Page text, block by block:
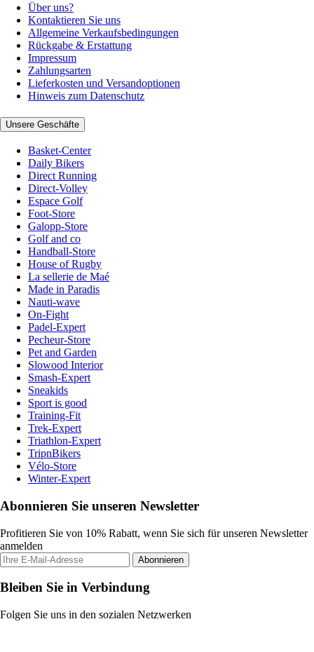
Über uns?
Kontaktieren Sie uns
Allgemeine Verkaufsbedingungen
Rückgabe & Erstattung
Impressum
Zahlungsarten
Lieferkosten und Versandoptionen
Hinweis zum Datenschutz
Unsere Geschäfte
Basket-Center
Daily Bikers
Direct Running
Direct-Volley
Espace Golf
Foot-Store
Galopp-Store
Golf and co
Handball-Store
House of Rugby
La sellerie de Maé
Made in Paradis
Nauti-wave
On-Fight
Padel-Expert
Pecheur-Store
Pet and Garden
Slowood Interior
Smash-Expert
Sneakids
Sport is good
Training-Fit
Trek-Expert
Triathlon-Expert
TripnBikers
Vélo-Store
Winter-Expert
Abonnieren Sie unseren Newsletter
Profitieren Sie von 10% Rabatt, wenn Sie sich für unseren Newsletter
anmelden
Abonnieren
Bleiben Sie in Verbindung
Folgen Sie uns in den sozialen Netzwerken